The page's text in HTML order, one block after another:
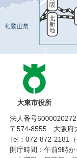
大東市役所
法人番号
〒574-8555 大阪府
Tel：072-872-2181（
開庁時間：午前9時